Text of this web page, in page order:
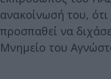
ανακοίνωσή του,
προσπαθεί να
Μνημείο του